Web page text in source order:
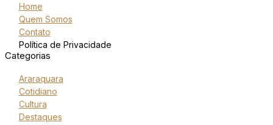
Home
Quem Somos
Contato
Política de Privacidade
Categorias
Araraquara
Cotidiano
Cultura
Destaques